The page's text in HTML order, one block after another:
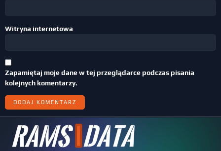
Witryna internetowa
Zapamiętaj moje dane w tej przeglądarce podczas pisania
kolejnych komentarzy.